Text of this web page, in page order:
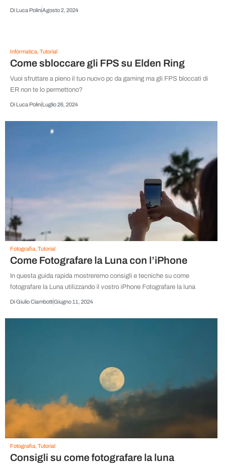
Di Luca PoliniAgosto 2, 2024
Informatica, Tutorial
Come sbloccare gli FPS su Elden Ring
Vuoi sfruttare a pieno il tuo nuovo pc da gaming ma gli FPS bloccati di
ER non te lo permettono?
Di Luca PoliniLuglio 26, 2024
Fotografia, Tutorial
Come Fotografare la Luna con l’iPhone
In questa guida rapida mostreremo consigli e tecniche su come
fotografare la Luna utilizzando il vostro iPhone Fotografare la luna
DiGiulio CiambottiGiugno 11, 2024
Fotografia, Tutorial
Consigli su come fotografare la luna